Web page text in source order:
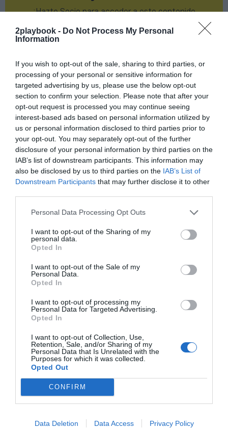
2playbook - Do Not Process My Personal
Information
If you wish to opt-out of the sale, sharing to third parties, or
processing of your personal or sensitive information for
targeted advertising by us, please use the below opt-out
section to confirm your selection. Please note that after your
opt-out request is processed you may continue seeing
interest-based ads based on personal information utilized by
us or personal information disclosed to third parties prior to
your opt-out. You may separately opt-out of the further
disclosure of your personal information by third parties on the
IAB’s list of downstream participants. This information may
also be disclosed by us to third parties on the IAB’s List of
Downstream Participants that may further disclose it to other
Personal Data Processing Opt Outs
I want to opt-out of the Sharing of my
personal data.
Opted In
I want to opt-out of the Sale of my
Personal Data.
Opted In
I want to opt-out of processing my
Personal Data for Targeted Advertising.
Opted In
I want to opt-out of Collection, Use,
Retention, Sale, and/or Sharing of my
Personal Data that Is Unrelated with the
Purposes for which it was collected.
Opted Out
CONFIRM
Data Deletion Data Access Privacy Policy
Índex2P
COI
¡Hazte Socio para acceder a este contenido
¡Suscríbete!
Compartir
Imprimir
Publicidad
2Playbook Club
y eventos para Socios!​​​​​​​